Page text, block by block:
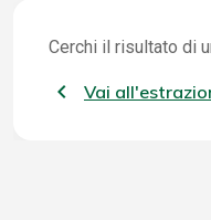
Cerchi il risultato di
Vai